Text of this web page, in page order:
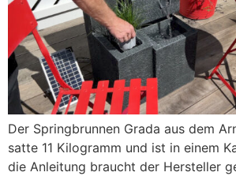
Der Springbrunnen Grada aus dem
satte 11 Kilogramm und ist in einem
die Anleitung braucht der Hersteller